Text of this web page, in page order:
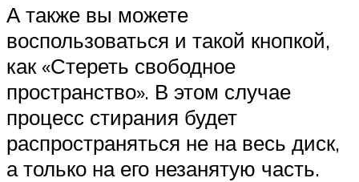
А также вы можете
воспользоваться и такой кнопкой,
как «Стереть свободное
пространство». В этом случае
процесс стирания будет
распространяться не на весь диск,
а только на его незанятую часть.